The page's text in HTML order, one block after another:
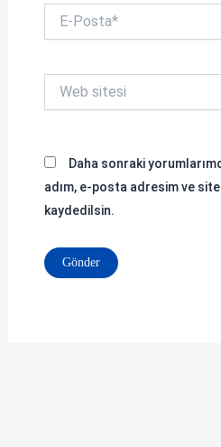
Posta*
sitesi
Daha sonraki
adım, e-posta adresim ve
kaydedilsin.